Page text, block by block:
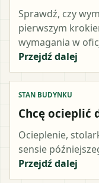
Sprawdź, czy
pierwszym
wymagania w
Przejdź dalej
STAN BUDYNKU
Chcę ocieplić
Ocieplenie,
sensie
Przejdź dalej